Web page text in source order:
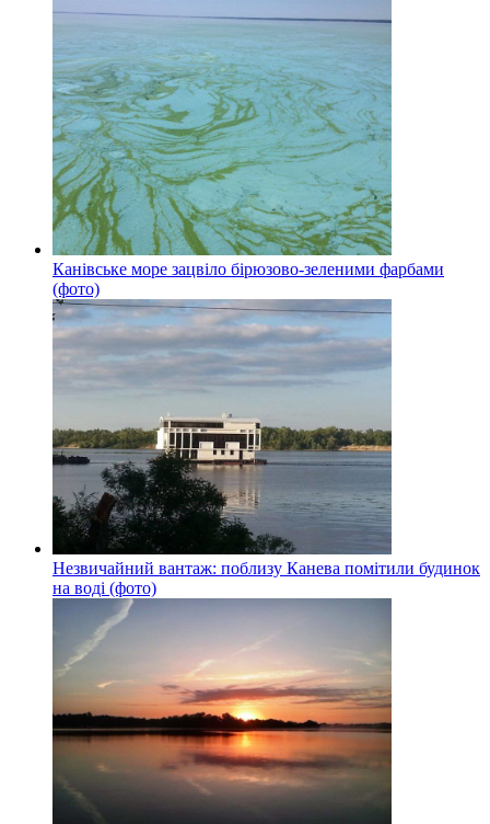
Канівське море зацвіло бірюзово-зеленими фарбами
(фото)
Незвичайний вантаж: поблизу Канева помітили будинок
на воді (фото)